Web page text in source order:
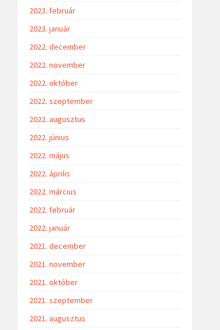
2023. február
2023. január
2022. december
2022. november
2022. október
2022. szeptember
2022. augusztus
2022. június
2022. május
2022. április
2022. március
2022. február
2022. január
2021. december
2021. november
2021. október
2021. szeptember
2021. augusztus